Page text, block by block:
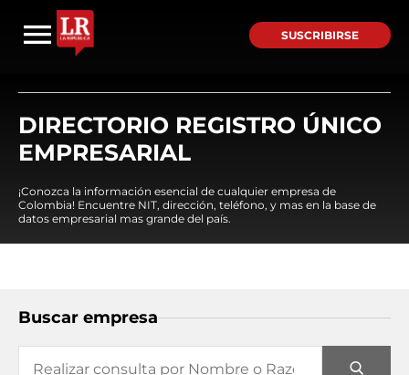
SUSCRIBIRSE
DIRECTORIO REGISTRO ÚNICO
EMPRESARIAL
¡Conozca la información esencial de cualquier empresa de
Colombia! Encuentre NIT, dirección, teléfono, y mas en la base de
datos empresarial mas grande del país.
Buscar empresa